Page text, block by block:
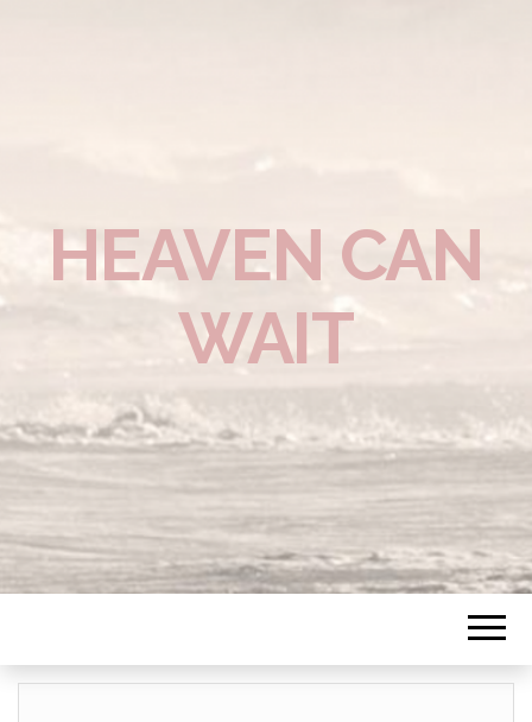
HEAVEN CAN
WAIT